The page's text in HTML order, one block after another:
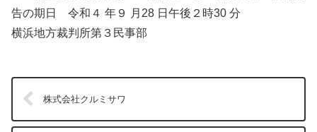
告の期日 令和４ 年９ 月28 日午後２時30 分
横浜地方裁判所第３民事部
株式会社クルミサワ